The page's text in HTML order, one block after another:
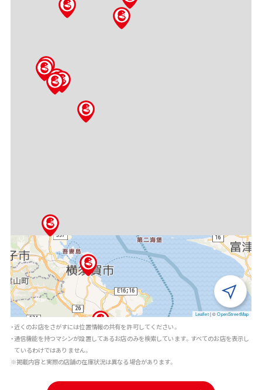
Leaflet |©OpenStreetMap
・近くのお店をさがすには位置情報の共有を許可してください。
・通信機能を持つマシンが設置してあるお店のみを検索しています。すべてのお店を表示し
ているわけではありません。
※掲載内容と実際の店舗の在庫状況は異なる場合があります。